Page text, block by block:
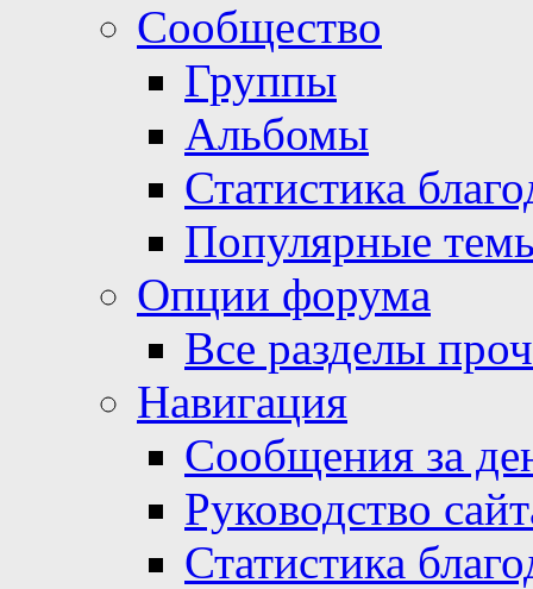
Сообщество
Группы
Альбомы
Статистика
Популярные
Опции форума
Все разделы
Навигация
Сообщения за
Руководство
Статистика